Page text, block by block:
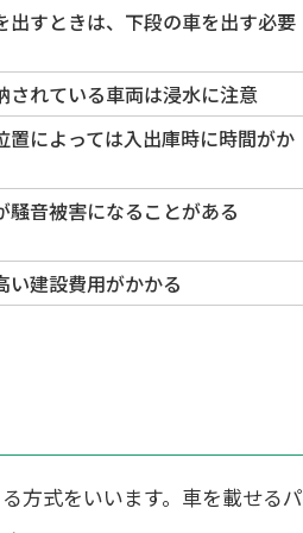
出すときは、下段の車を出す必要
されている車両は浸水に注意
置によっては入出庫時に時間がか
騒音被害になることがある
い建設費用がかかる
方式をいいます。車を載せるパ